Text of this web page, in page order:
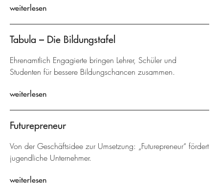
weiterlesen
Tabula – Die Bildungstafel
Ehrenamtlich Engagierte bringen Lehrer, Schüler und
Studenten für bessere Bildungschancen zusammen.
weiterlesen
Futurepreneur
Von der Geschäftsidee zur Umsetzung: „Futurepreneur“ fördert
jugendliche Unternehmer.
weiterlesen